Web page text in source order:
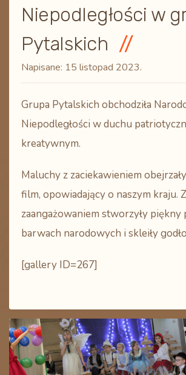
Niepodległości w
Pytalskich
Napisane: 15 listopad 2023.
Grupa Pytalskich obchodziła
Niepodległości w duchu
kreatywnym.
Maluchy z zaciekawieniem
film, opowiadający o naszym kraju.
zaangażowaniem stworzyły piękny
barwach narodowych i skleiły
[gallery ID=267]